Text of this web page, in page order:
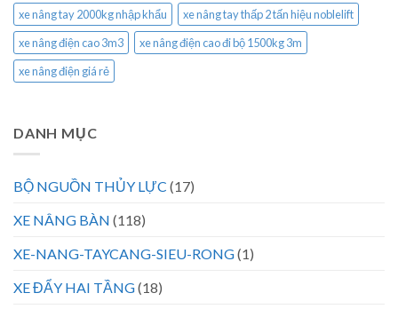
xe nâng tay 2000kg nhập khẩu
xe nâng tay thấp 2 tấn hiệu noblelift
xe nâng điện cao 3m3
xe nâng điện cao đi bộ 1500kg 3m
xe nâng điện giá rẻ
DANH MỤC
BỘ NGUỒN THỦY LỰC (17)
XE NÂNG BÀN (118)
XE-NANG-TAYCANG-SIEU-RONG(1)
XE ĐẨY HAI TẦNG(18)